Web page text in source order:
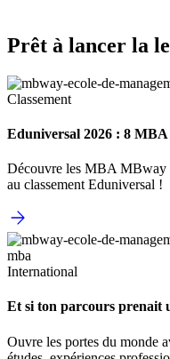
Prêt à lancer la
Classement
Eduniversal 2026 : 8
Découvre les MBA MBway
au classement Eduniversal !
International
Et si ton parcours prenait
Ouvre les portes du monde